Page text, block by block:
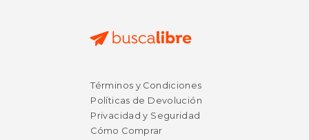
Términos y Condiciones
Políticas de Devolución
Privacidad y Seguridad
Cómo Comprar